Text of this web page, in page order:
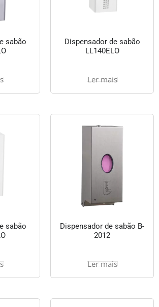
sabão
Dispensador de sabão
LL140ELO
Ler mais
sabão
Dispensador de sabão B-
2012
Ler mais